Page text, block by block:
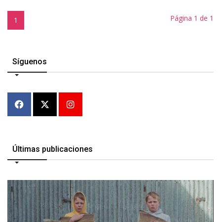
1 Página 1 de 1
Síguenos
Últimas publicaciones